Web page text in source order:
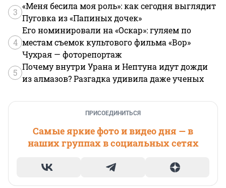
3
«Меня бесила моя роль»: как сегодня выглядит
Пуговка из «Папиных дочек»
4
Его номинировали на «Оскар»: гуляем по
местам съемок культового фильма «Вор»
Чухрая — фоторепортаж
5
Почему внутри Урана и Нептуна идут дожди
из алмазов? Разгадка удивила даже ученых
ПРИСОЕДИНИТЬСЯ
Самые яркие фото и видео дня — в
наших группах в социальных сетях